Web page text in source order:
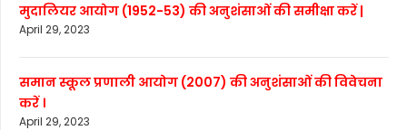
मुदालियर आयोग (1952-53) की अनुशंसाओं की समीक्षा करें |
April 29, 2023
समान स्कूल प्रणाली आयोग (2007) की अनुशंसाओं की विवेचना
करें ।
April 29, 2023